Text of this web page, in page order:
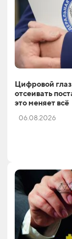
Цифровой
отсеивать
это меняет всё
06.08.2026